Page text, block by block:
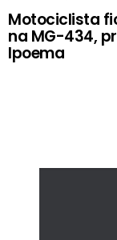
Motociclista
na MG-434,
Ipoema